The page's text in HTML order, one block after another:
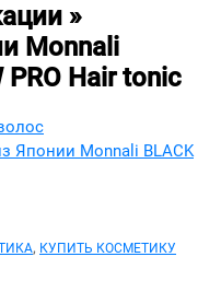
»
Monnali
PRO Hair tonic
Японии Monnali BLACK
, КУПИТЬ КОСМЕТИКУ